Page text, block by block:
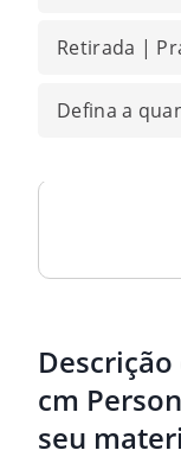
Retirada |
Defina a
cm
seu